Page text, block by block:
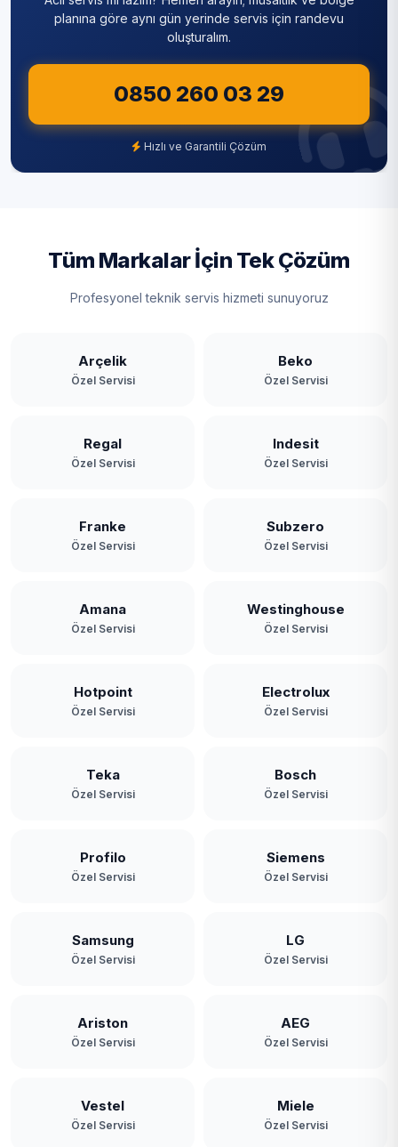
planına göre aynı gün yerinde servis için randevu
oluşturalım.
0850 260 03 29
Hızlı ve Garantili Çözüm
Tüm Markalar İçin Tek Çözüm
Profesyonel teknik servis hizmeti sunuyoruz
Arçelik
Özel Servisi
Beko
Özel Servisi
Regal
Özel Servisi
Indesit
Özel Servisi
Franke
Özel Servisi
Subzero
Özel Servisi
Amana
Özel Servisi
Westinghouse
Özel Servisi
Hotpoint
Özel Servisi
Electrolux
Özel Servisi
Teka
Özel Servisi
Bosch
Özel Servisi
Profilo
Özel Servisi
Siemens
Özel Servisi
Samsung
Özel Servisi
LG
Özel Servisi
Ariston
Özel Servisi
AEG
Özel Servisi
Vestel
Özel Servisi
Miele
Özel Servisi